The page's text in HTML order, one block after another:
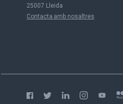
25007 Lleida
Contacta amb nosaltres